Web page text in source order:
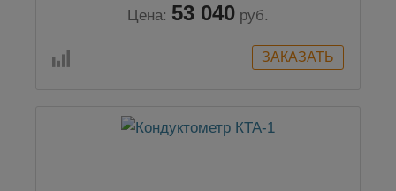
Цена: 53 040 руб.